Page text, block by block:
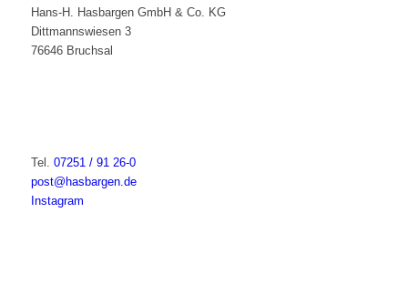
Hans-H. Hasbargen GmbH & Co. KG
Dittmannswiesen 3
76646 Bruchsal
Tel. 07251 / 91 26-0
post@hasbargen.de
Instagram